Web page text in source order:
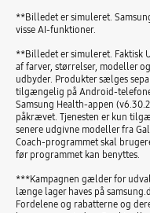
**Billedet er simuleret.
visse AI-funktioner.
**Billedet er simuleret. Faktisk
af farver, størrelser, modeller
udbyder. Produkter sælges
tilgængelig på Android-
Samsung Health-appen
påkrævet. Tjenesten er kun
senere udgivne modeller fra
Coach-programmet skal
før programmet kan benyttes.
***Kampagnen gælder for
længe lager haves på
Fordelene og rabatterne og